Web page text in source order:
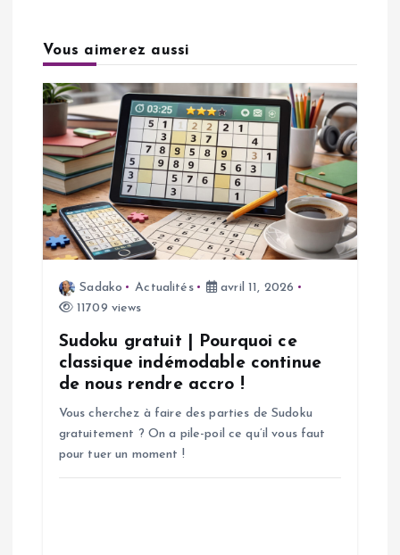
t
o
n
d
Vous aimerez aussi
Sadako Actualités
avril 11, 2026
11709 views
Sudoku gratuit | Pourquoi ce
classique indémodable continue
de nous rendre accro !
Vous cherchez à faire des parties de Sudoku
gratuitement ? On a pile-poil ce qu’il vous faut
pour tuer un moment !